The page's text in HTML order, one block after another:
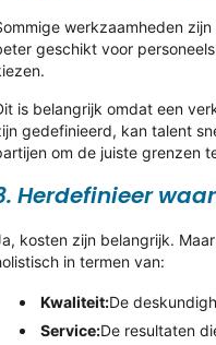
werkzaamheden
geschikt voor
is belangrijk omdat een
gedefinieerd, kan talent
om de juiste grenzen
Herdefinieer
kosten zijn belangrijk.
in termen van:
Kwaliteit:De
Service:De resultaten